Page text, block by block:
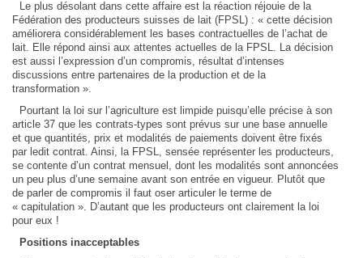
Le plus désolant dans cette affaire est la réaction réjouie de la
Fédération des producteurs suisses de lait (FPSL) : « cette décision
améliorera considérablement les bases contractuelles de l’achat de
lait. Elle répond ainsi aux attentes actuelles de la FPSL. La décision
est aussi l’expression d’un compromis, résultat d’intenses
discussions entre partenaires de la production et de la
transformation ».
Pourtant la loi sur l’agriculture est limpide puisqu’elle précise à son
article 37 que les contrats-types sont prévus sur une base annuelle
et que quantités, prix et modalités de paiements doivent être fixés
par ledit contrat. Ainsi, la FPSL, sensée représenter les producteurs,
se contente d’un contrat mensuel, dont les modalités sont annoncées
un peu plus d’une semaine avant son entrée en vigueur. Plutôt que
de parler de compromis il faut oser articuler le terme de
« capitulation ». D’autant que les producteurs ont clairement la loi
pour eux !
Positions inacceptables